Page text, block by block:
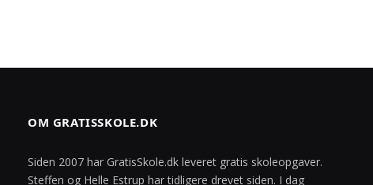
OM GRATISSKOLE.DK
Siden 2007 har GratisSkole.dk leveret gratis skoleopgaver.
Steffen og Helle Estrup har tidligere drevet siden. I dag